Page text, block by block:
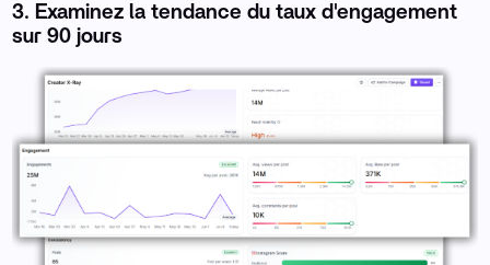
3. Examinez la tendance du taux d'engagement
sur 90 jours